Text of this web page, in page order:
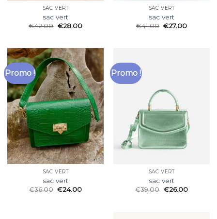
SAC VERT
sac vert
€42.00 €28.00
SAC VERT
sac vert
€41.00 €27.00
Promo !
SAC VERT
sac vert
€36.00 €24.00
Promo !
SAC VERT
sac vert
€39.00 €26.00